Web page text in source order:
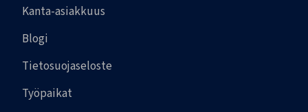
Kanta-asiakkuus
Blogi
Tietosuojaseloste
Työpaikat